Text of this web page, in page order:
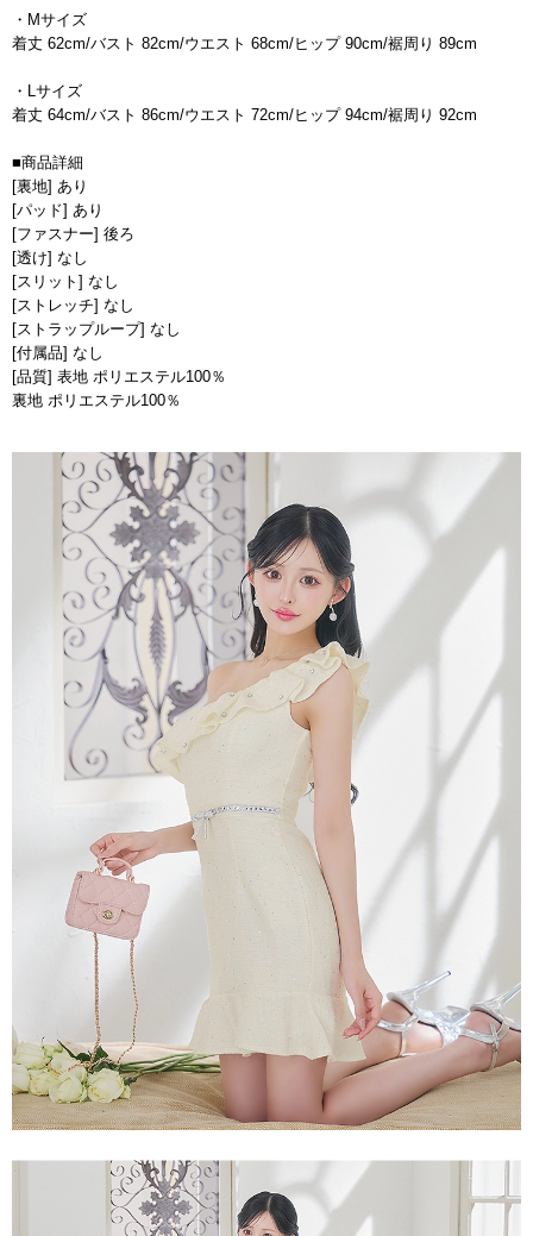
・Mサイズ
着丈 62cm/バスト 82cm/ウエスト 68cm/ヒップ 90cm/裾周り 89cm
・Lサイズ
着丈 64cm/バスト 86cm/ウエスト 72cm/ヒップ 94cm/裾周り 92cm
■商品詳細
[裏地] あり
[パッド] あり
[ファスナー] 後ろ
[透け] なし
[スリット] なし
[ストレッチ] なし
[ストラップループ] なし
[付属品] なし
[品質] 表地 ポリエステル100％
裏地 ポリエステル100％